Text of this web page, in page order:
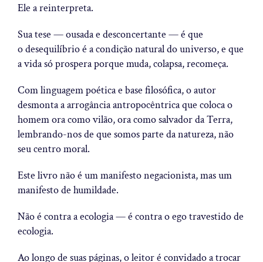
Ele a reinterpreta.
Sua tese — ousada e desconcertante — é que
odesequilíbrio é a condição natural do universo, e que
a vida só prospera porque muda, colapsa, recomeça.
Com linguagem poética e base filosófica, o autor
desmonta a arrogância antropocêntrica que coloca o
homem ora como vilão, ora como salvador da Terra,
lembrando-nos de que somos parte da natureza, não
seu centro moral.
Este livro não é um manifesto negacionista, mas um
manifesto de humildade.
Não é contra a ecologia — é contra o ego travestido de
ecologia.
Ao longo de suas páginas, o leitor é convidado a trocar